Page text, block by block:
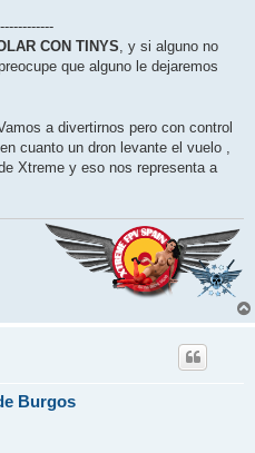
CON TINYS, y si alguno no
que alguno le dejaremos
a divertirnos pero con control
cuanto un dron levante el vuelo ,
Xtreme y eso nos representa a
Burgos